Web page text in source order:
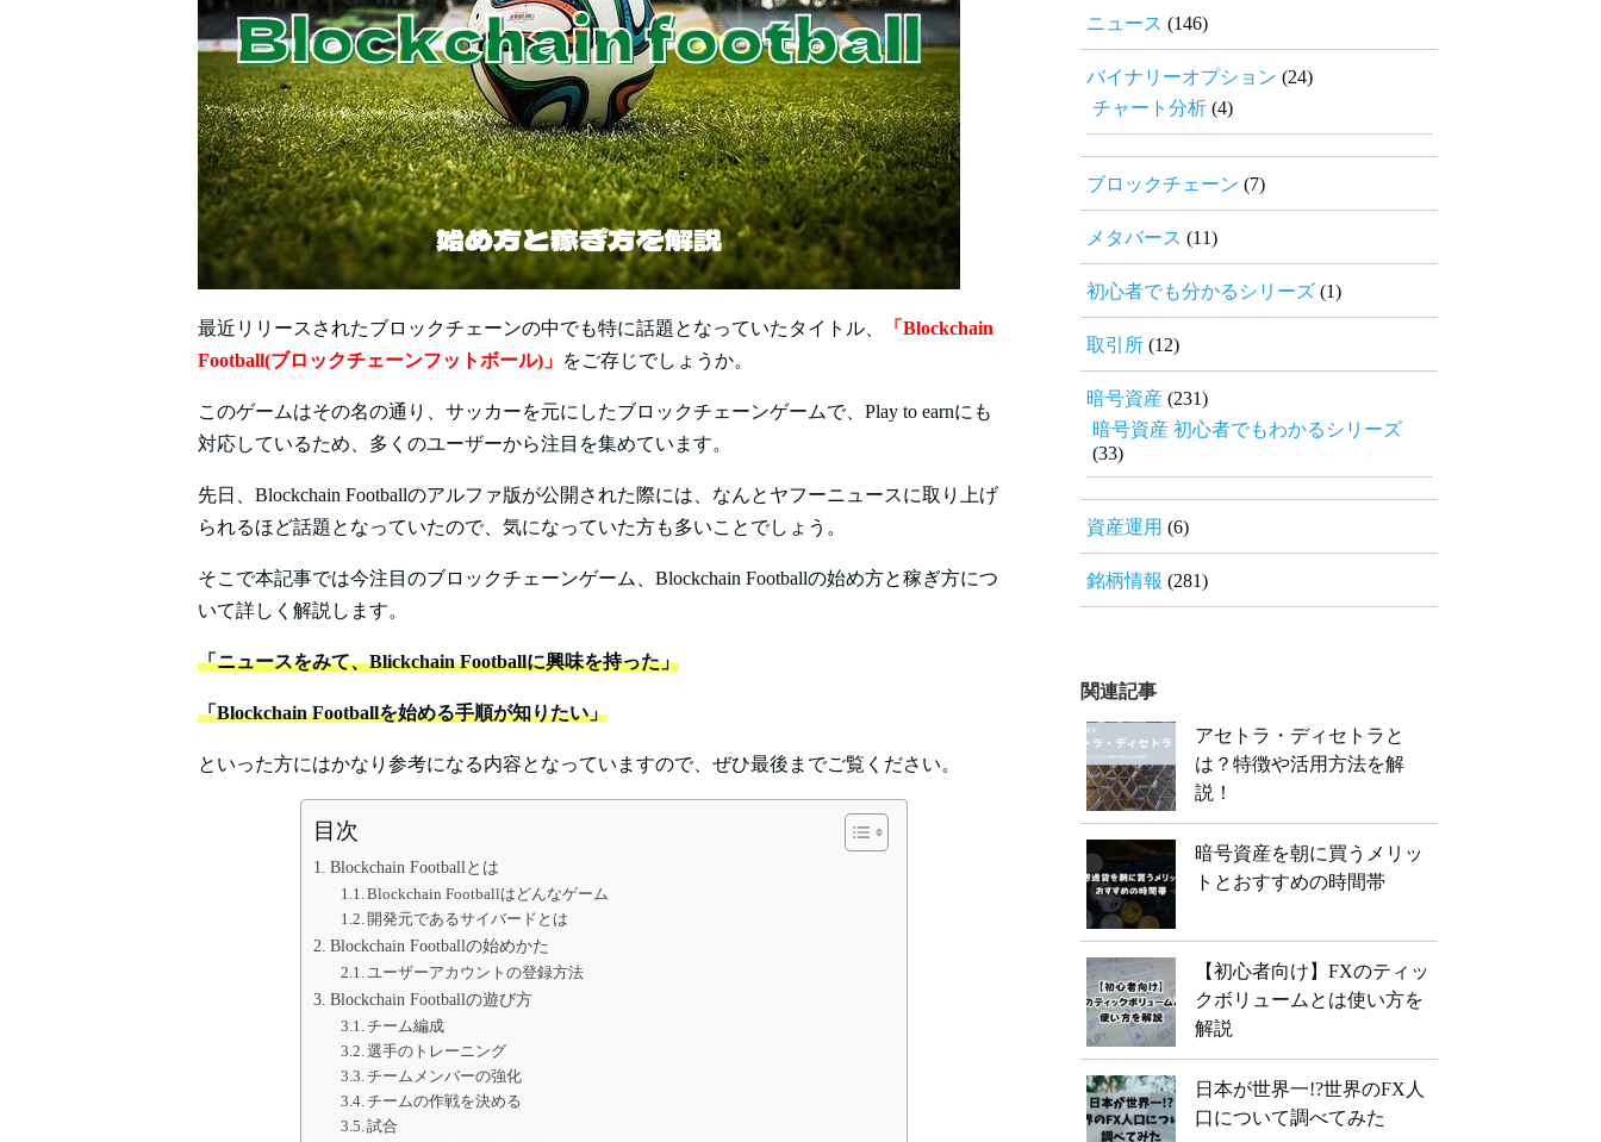
最近リリースされたブロックチェーンの中でも特に話題となっていたタイトル、
「Blockchain
Football(ブロックチェーンフットボール)」 をご存じでしょうか。
このゲームはその名の通り、サッカーを元にしたブロックチェーンゲームで、Play to earnにも
対応しているため、多くのユーザーから注目を集めています。
先日、Blockchain Footballのアルファ版が公開された際には、なんとヤフーニュースに取り上げ
られるほど話題となっていたので、気になっていた方も多いことでしょう。
そこで本記事では今注目のブロックチェーンゲーム、Blockchain Footballの始め方と稼ぎ方につ
いて詳しく解説します。
「ニュースをみて、Blickchain Footballに興味を持った」
「Blockchain Footballを始める手順が知りたい」
といった方にはかなり参考になる内容となっていますので、ぜひ最後までご覧ください。
目次
Blockchain Footballとは
Blockchain Footballはどんなゲーム
開発元であるサイバードとは
Blockchain Footballの始めかた
ユーザーアカウントの登録方法
Blockchain Footballの遊び方
チーム編成
選手のトレーニング
チームメンバーの強化
チームの作戦を決める
試合
ニュース (146)
バイナリーオプション (24)
チャート分析 (4)
ブロックチェーン (7)
メタバース (11)
初心者でも分かるシリーズ (1)
取引所 (12)
暗号資産 (231)
暗号資産 初心者でもわかるシリーズ
(33)
資産運用 (6)
銘柄情報 (281)
関連記事
アセトラ・ディセトラと
は？特徴や活用方法を解
説！
暗号資産を朝に買うメリッ
トとおすすめの時間帯
【初心者向け】FXのティッ
クボリュームとは使い方を
解説
日本が世界一!?世界のFX人
口について調べてみた